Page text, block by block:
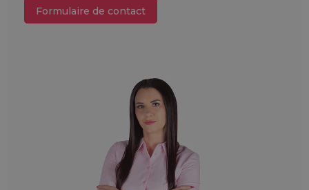
Formulaire de contact